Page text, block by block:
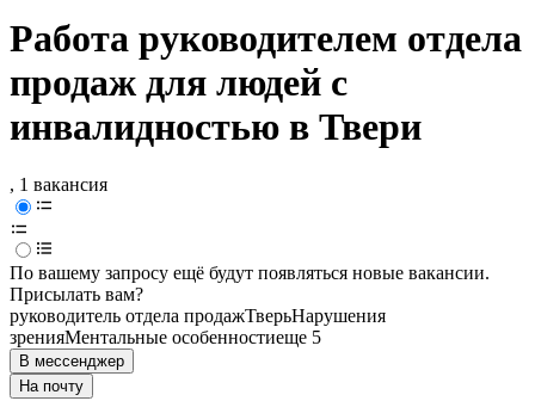
Работа руководителем отдела
продаж для людей с
инвалидностью в Твери
, 1 вакансия
По вашему запросу ещё будут появляться новые вакансии.
Присылать вам?
руководитель отдела продажТверьНарушения
зренияМентальные особенностиеще 5
В мессенджер
На почту